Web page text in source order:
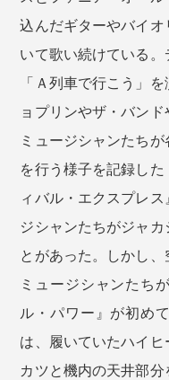
込んだギターやバイ
いて歌い続けている
「Ａ列車で行こう」
ョプリンやザ・バン
ミュージシャンたち
を行う様子を記録し
ィバル・エクスプレ
ジシャンたちがジャ
とがあった。しかし
ミュージシャンたち
ル・パワー』が初め
は、履いていたハイ
カツと機内の天井部